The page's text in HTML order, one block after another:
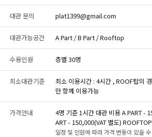
대관 문의 plat1399@gmail.com
대관가능공간 A Part / B Part / Rooftop
수용인원 층별 30명
최소대관기준
최소 이용시간 : 4시간 , ROOF탑의
만 함께 이용가능
가격안내
4명 기준 1시간 대관 비용 A PART -
ART - 150,000(VAT 별도)
일정 및 인원에 따라 가격 변동이 있을